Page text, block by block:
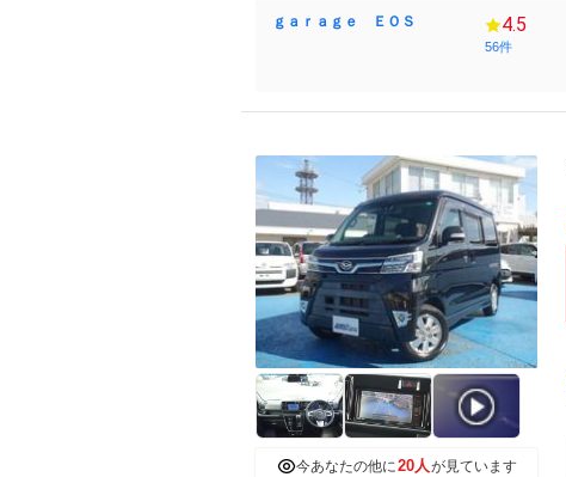
ｇａｒａｇｅ ＥＯＳ 4.5
56件
今あなたの他に20人が見ています